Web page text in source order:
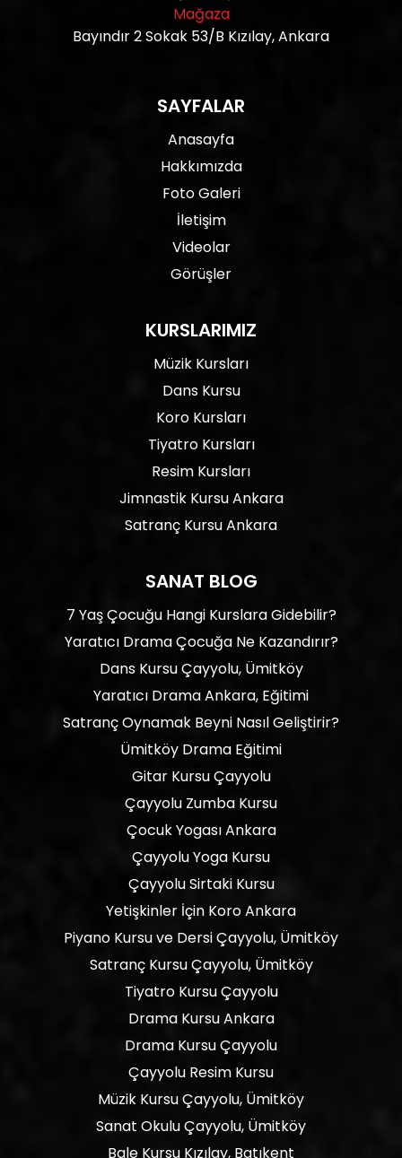
Mağaza
Bayındır 2 Sokak 53/B Kızılay, Ankara
SAYFALAR
Anasayfa
Hakkımızda
Foto Galeri
İletişim
Videolar
Görüşler
KURSLARIMIZ
Müzik Kursları
Dans Kursu
Koro Kursları
Tiyatro Kursları
Resim Kursları
Jimnastik Kursu Ankara
Satranç Kursu Ankara
SANAT BLOG
7 Yaş Çocuğu Hangi Kurslara Gidebilir?
Yaratıcı Drama Çocuğa Ne Kazandırır?
Dans Kursu Çayyolu, Ümitköy
Yaratıcı Drama Ankara, Eğitimi
Satranç Oynamak Beyni Nasıl Geliştirir?
Ümitköy Drama Eğitimi
Gitar Kursu Çayyolu
Çayyolu Zumba Kursu
Çocuk Yogası Ankara
Çayyolu Yoga Kursu
Çayyolu Sirtaki Kursu
Yetişkinler İçin Koro Ankara
Piyano Kursu ve Dersi Çayyolu, Ümitköy
Satranç Kursu Çayyolu, Ümitköy
Tiyatro Kursu Çayyolu
Drama Kursu Ankara
Drama Kursu Çayyolu
Çayyolu Resim Kursu
Müzik Kursu Çayyolu, Ümitköy
Sanat Okulu Çayyolu, Ümitköy
Bale Kursu Kızılay, Batıkent